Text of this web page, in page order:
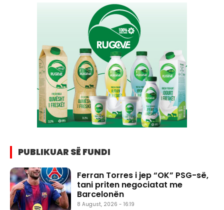
PUBLIKUAR SË FUNDI
Ferran Torres i jep “OK” PSG-së,
tani priten negociatat me
Barcelonën
8 August, 2026 - 16:19